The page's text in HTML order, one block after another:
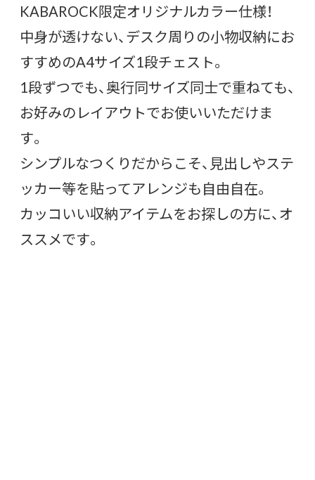
KABAROCK限定オリジナルカラー仕様！
中身が透けない、デスク周りの小物収納にお
すすめのA4サイズ1段チェスト。
1段ずつでも、奥行同サイズ同士で重ねても、
お好みのレイアウトでお使いいただけま
す。
シンプルなつくりだからこそ、見出しやステ
ッカー等を貼ってアレンジも自由自在。
カッコいい収納アイテムをお探しの方に、オ
ススメです。